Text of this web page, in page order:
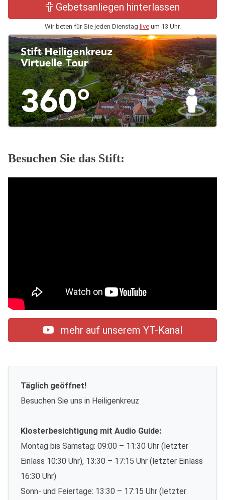
Gebetsanliegen hinterlassen
Wir beten für Sie jeden Dienstag liveum 13 Uhr.
Besuchen Sie das Stift:
mehr auf unserem YT-Kanal
Täglich geöffnet!
Besuchen Sie uns in Heiligenkreuz
Klosterbesichtigung mit Audio Guide:
Montag bis Samstag: 09:00 – 11:30 Uhr (letzter
Einlass 10:30 Uhr), 13:30 – 17:15 Uhr (letzter Einlass
16:30 Uhr)
Sonn- und Feiertage: 13:30 – 17:15 Uhr (letzter